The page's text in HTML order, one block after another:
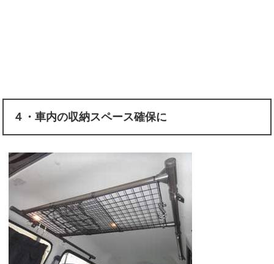
４・車内の収納スペース確保に